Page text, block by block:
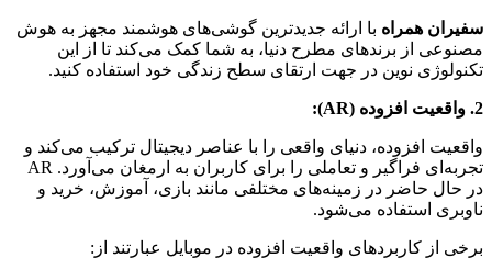
سفیران همراه با ارائه جدیدترین گوشی‌های هوشمند مجهز به هوش
مصنوعی از برندهای مطرح دنیا، به شما کمک می‌کند تا از این
تکنولوژی نوین در جهت ارتقای سطح زندگی خود استفاده کنید.
2. واقعیت افزوده (AR):
واقعیت افزوده، دنیای واقعی را با عناصر دیجیتال ترکیب می‌کند و
تجربه‌ای فراگیر و تعاملی را برای کاربران به ارمغان می‌آورد. AR
در حال حاضر در زمینه‌های مختلفی مانند بازی، آموزش، خرید و
ناوبری استفاده می‌شود.
برخی از کاربردهای واقعیت افزوده در موبایل عبارتند از: